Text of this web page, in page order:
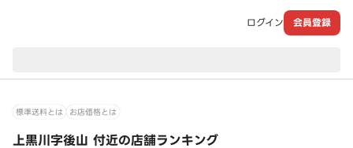
ログイン 会員登録
標準送料とは お店価格とは
上黒川字後山 付近の店舗ランキング